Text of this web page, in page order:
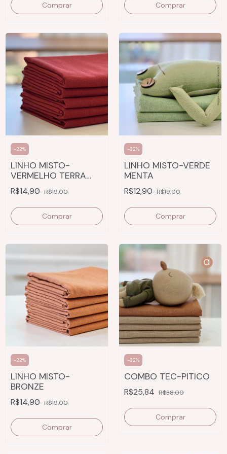
Comprar Comprar
-22%
LINHO MISTO-
VERMELHO TERRA
COTA
R$14,90 R$19,00
Comprar
-32%
LINHO MISTO-VERDE
MENTA
R$12,90 R$19,00
Comprar
-22%
LINHO MISTO-
BRONZE
R$14,90 R$19,00
Comprar
-32%
COMBO TEC-PITICO
R$25,84 R$38,00
Comprar